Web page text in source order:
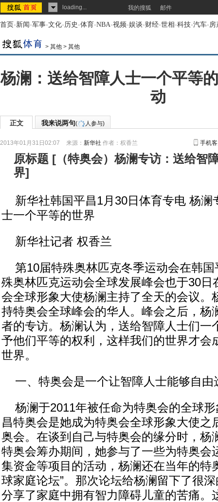
loading... 我的搜狐 邮件
首页-新闻-军事-文化-历史-体育-NBA-视频-娱谈-财经-世相-科技-汽车-房
> 其他 > 其他
杨澜：送给智障人士一个平等
动
正文 我来说两句( 人参与)
2013年01月31日02:07 来源： 新华社 作者：权香兰 手机
原标题 [ （特奥会）杨澜专访：送给智
界]
新华社韩国平昌1月30日体育专电 杨澜
士一个平等的世界
新华社记者 权香兰
第10届特殊奥林匹克冬季运动会在韩国
殊奥林匹克运动会全球发展峰会也于30日
会全球形象大使杨澜主持了全天的会议。
持特奥会全球峰会的华人。峰会之后，杨
者的专访。杨澜认为，送给智障人士们一
予他们平等的权利，这样我们的世界才会
世界。
一、特奥会是一个让智障人士能够自由
杨澜于2011年被任命为特奥会的全球形
昌特奥会是她成为特奥会全球形象大使之
奥会。在谈到自己与特奥会的缘分时，杨
特奥会筹办期间，她参与了一些为特奥会
集资金等项目的活动，杨澜还在当年的特
球家庭论坛”。那次论坛给杨澜留下了很
分享了家庭中拥有智力障碍儿童的苦痛。